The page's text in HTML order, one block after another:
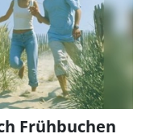
Frühbuchen